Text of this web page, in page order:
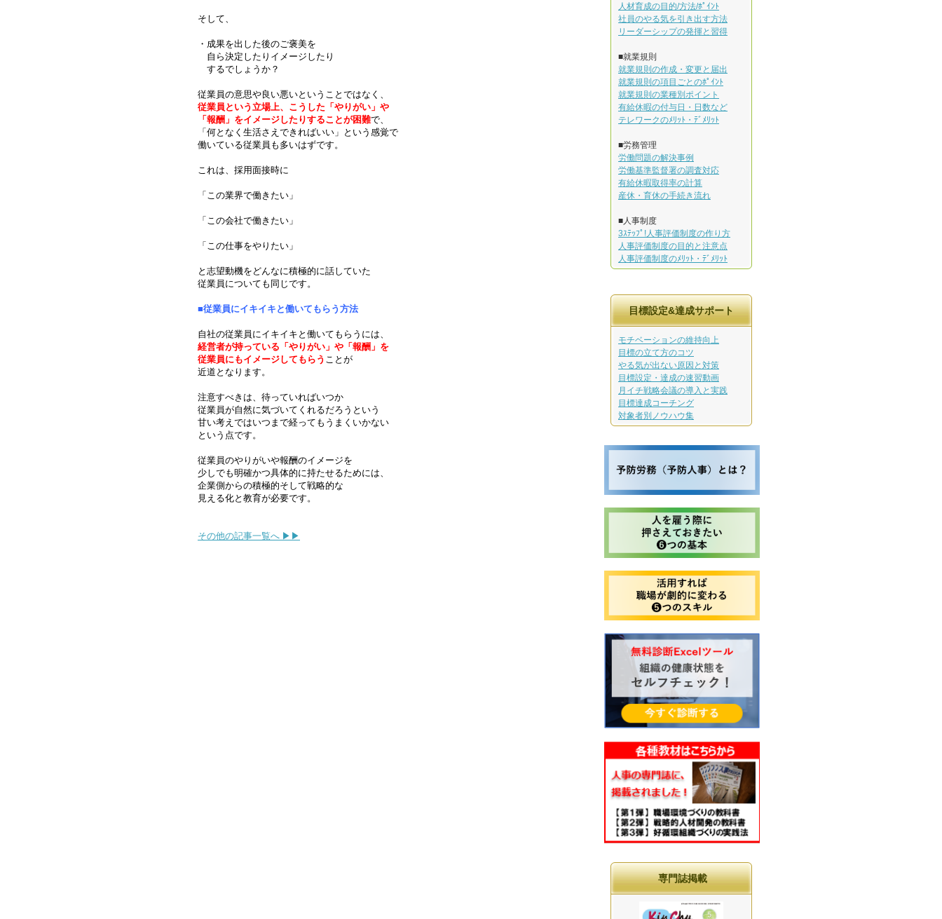
そして、
・成果を出した後のご褒美を
自ら決定したりイメージしたり
するでしょうか？
従業員の意思や良い悪いということではなく、
従業員という立場上、こうした「やりがい」や
「報酬」をイメージしたりすることが困難で、
「何となく生活さえできればいい」という感覚で
働いている従業員も多いはずです。
これは、採用面接時に
「この業界で働きたい」
「この会社で働きたい」
「この仕事をやりたい」
と志望動機をどんなに積極的に話していた
従業員についても同じです。
■従業員にイキイキと働いてもらう方法
自社の従業員にイキイキと働いてもらうには、
経営者が持っている「やりがい」や「報酬」を
従業員にもイメージしてもらう ことが
近道となります。
注意すべきは、待っていればいつか
従業員が自然に気づいてくれるだろうという
甘い考えではいつまで経ってもうまくいかない
という点です。
従業員のやりがいや報酬のイメージを
少しでも明確かつ具体的に持たせるためには、
企業側からの積極的そして戦略的な
見える化と教育が必要です。
その他の記事一覧へ ▶▶
人材育成の目的/方法/ﾎﾟｲﾝﾄ
社員のやる気を引き出す方法
リーダーシップの発揮と習得
■就業規則
就業規則の作成・変更と届出
就業規則の項目ごとのﾎﾟｲﾝﾄ
就業規則の業種別ポイント
有給休暇の付与日・日数など
テレワークのﾒﾘｯﾄ・ﾃﾞﾒﾘｯﾄ
■労務管理
労働問題の解決事例
労働基準監督署の調査対応
有給休暇取得率の計算
産休・育休の手続き流れ
■人事制度
3ｽﾃｯﾌﾟ!人事評価制度の作り方
人事評価制度の目的と注意点
人事評価制度のﾒﾘｯﾄ・ﾃﾞﾒﾘｯﾄ
目標設定&達成サポート
モチベーションの維持向上
目標の立て方のコツ
やる気が出ない原因と対策
目標設定・達成の速習動画
月イチ戦略会議の導入と実践
目標達成コーチング
対象者別ノウハウ集
専門誌掲載